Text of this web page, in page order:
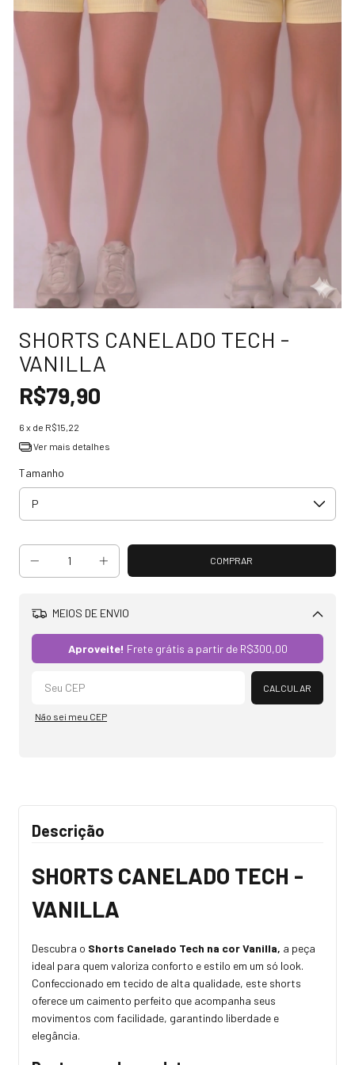
SHORTS CANELADO TECH -
VANILLA
R$79,90
6 x de R$15,22
Ver mais detalhes
Tamanho
MEIOS DE ENVIO
Aproveite! Frete grátis a partir de R$300,00
CALCULAR
Não sei meu CEP
Descrição
SHORTS CANELADO TECH -
VANILLA
Descubra o Shorts Canelado Tech na cor Vanilla, a peça
ideal para quem valoriza conforto e estilo em um só look.
Confeccionado em tecido de alta qualidade, este shorts
oferece um caimento perfeito que acompanha seus
movimentos com facilidade, garantindo liberdade e
elegância.